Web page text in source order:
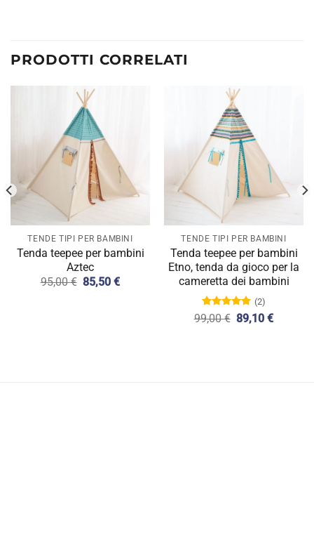
PRODOTTI CORRELATI
TENDE TIPI PER BAMBINI
Tenda teepee per bambini
Aztec
95,00€ Il
85,50€Il
TENDE TIPI PER BAMBINI
Tenda teepee per bambini
Etno, tenda da gioco per la
cameretta dei bambini
Valutato
5.00su 5
(2)
99,00€ Il
89,10€Il